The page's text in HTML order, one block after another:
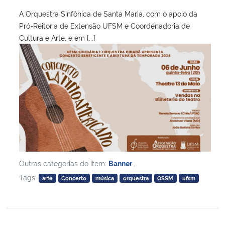
A Orquestra Sinfônica de Santa Maria, com o apoio da
Pró-Reitoria de Extensão UFSM e Coordenadoria de
Cultura e Arte, e em [...]
Outras categorias do item: Banner
Tags:
arte Concerto música orquestra OSSM ufsm